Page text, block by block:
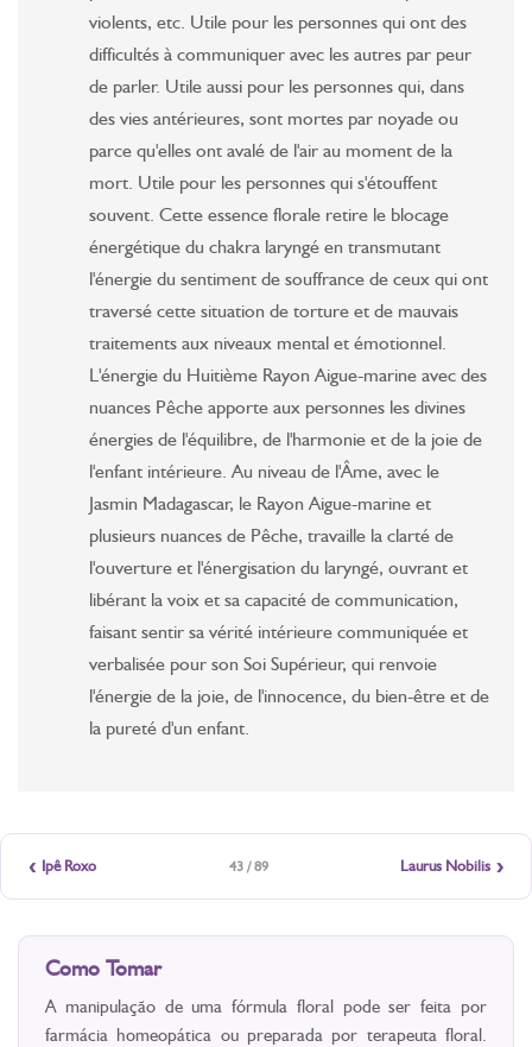
violents, etc. Utile pour les personnes qui ont des
difficultés à communiquer avec les autres par peur
de parler. Utile aussi pour les personnes qui, dans
des vies antérieures, sont mortes par noyade ou
parce qu'elles ont avalé de l'air au moment de la
mort. Utile pour les personnes qui s'étouffent
souvent. Cette essence florale retire le blocage
énergétique du chakra laryngé en transmutant
l'énergie du sentiment de souffrance de ceux qui ont
traversé cette situation de torture et de mauvais
traitements aux niveaux mental et émotionnel.
L'énergie du Huitième Rayon Aigue-marine avec des
nuances Pêche apporte aux personnes les divines
énergies de l'équilibre, de l'harmonie et de la joie de
l'enfant intérieure. Au niveau de l'Âme, avec le
Jasmin Madagascar, le Rayon Aigue-marine et
plusieurs nuances de Pêche, travaille la clarté de
l'ouverture et l'énergisation du laryngé, ouvrant et
libérant la voix et sa capacité de communication,
faisant sentir sa vérité intérieure communiquée et
verbalisée pour son Soi Supérieur, qui renvoie
l'énergie de la joie, de l'innocence, du bien-être et de
la pureté d'un enfant.
‹ Ipê Roxo 43 / 89 Laurus Nobilis ›
Como Tomar
A manipulação de uma fórmula floral pode ser feita por
farmácia homeopática ou preparada por terapeuta floral.